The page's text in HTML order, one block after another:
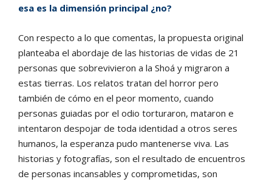
esa es la dimensión principal ¿no?
Con respecto a lo que comentas, la propuesta original
planteaba el abordaje de las historias de vidas de 21
personas que sobrevivieron a la Shoá y migraron a
estas tierras. Los relatos tratan del horror pero
también de cómo en el peor momento, cuando
personas guiadas por el odio torturaron, mataron e
intentaron despojar de toda identidad a otros seres
humanos, la esperanza pudo mantenerse viva. Las
historias y fotografías, son el resultado de encuentros
de personas incansables y comprometidas, son